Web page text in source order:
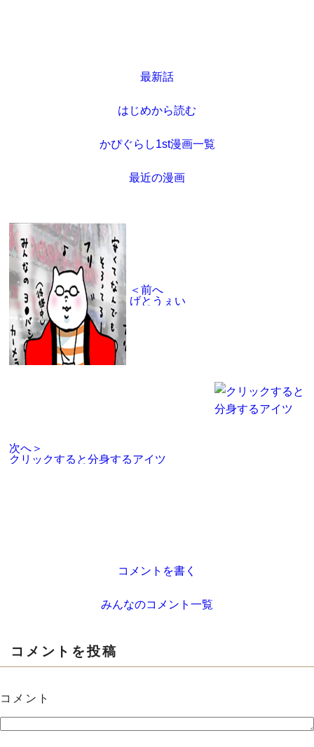
最新話
はじめから読む
かぴぐらし1st漫画一覧
最近の漫画
＜前へ
げとうぇい
次へ＞
クリックすると分身するアイツ
コメントを書く
みんなのコメント一覧
コメントを投稿
コメント